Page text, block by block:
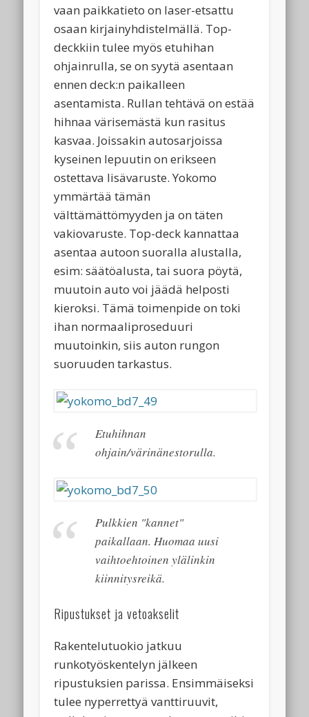
vaan paikkatieto on laser-etsattu
osaan kirjainyhdistelmällä. Top-
deckkiin tulee myös etuhihan
ohjainrulla, se on syytä asentaan
ennen deck:n paikalleen
asentamista. Rullan tehtävä on estää
hihnaa värisemästä kun rasitus
kasvaa. Joissakin autosarjoissa
kyseinen lepuutin on erikseen
ostettava lisävaruste. Yokomo
ymmärtää tämän
välttämättömyyden ja on täten
vakiovaruste. Top-deck kannattaa
asentaa autoon suoralla alustalla,
esim: säätöalusta, tai suora pöytä,
muutoin auto voi jäädä helposti
kieroksi. Tämä toimenpide on toki
ihan normaaliproseduuri
muutoinkin, siis auton rungon
suoruuden tarkastus.
Etuhihnan
ohjain/värinänestorulla.
Pulkkien "kannet"
paikallaan. Huomaa uusi
vaihtoehtoinen ylälinkin
kiinnitysreikä.
Ripustukset ja vetoakselit
Rakentelutuokio jatkuu
runkotyöskentelyn jälkeen
ripustuksien parissa. Ensimmäiseksi
tulee nyperrettyä vanttiruuvit,